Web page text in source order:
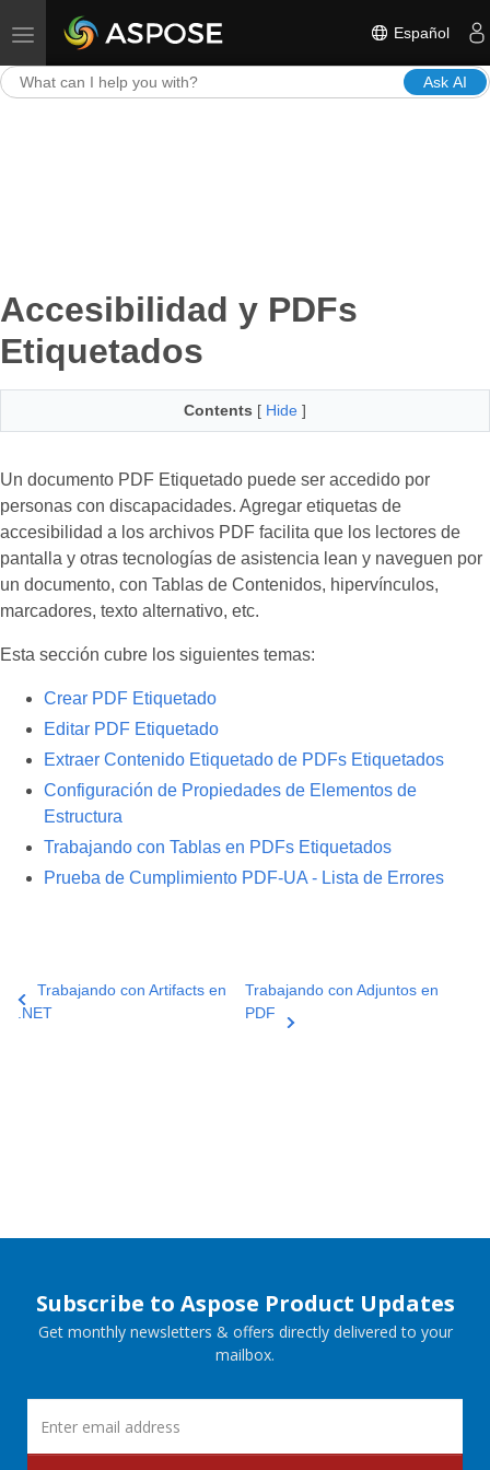
Toggle navigation Español
Ask AI
Accesibilidad y PDFs
Etiquetados
Contents [ Hide ]
Un documento PDF Etiquetado puede ser accedido por
personas con discapacidades. Agregar etiquetas de
accesibilidad a los archivos PDF facilita que los lectores de
pantalla y otras tecnologías de asistencia lean y naveguen por
un documento, con Tablas de Contenidos, hipervínculos,
marcadores, texto alternativo, etc.
Esta sección cubre los siguientes temas:
Crear PDF Etiquetado
Editar PDF Etiquetado
Extraer Contenido Etiquetado de PDFs Etiquetados
Configuración de Propiedades de Elementos de
Estructura
Trabajando con Tablas en PDFs Etiquetados
Prueba de Cumplimiento PDF-UA - Lista de Errores
Trabajando con Artifacts en
.NET
Trabajando con Adjuntos en
PDF
Subscribe to Aspose Product Updates
Get monthly newsletters & offers directly delivered to your
mailbox.